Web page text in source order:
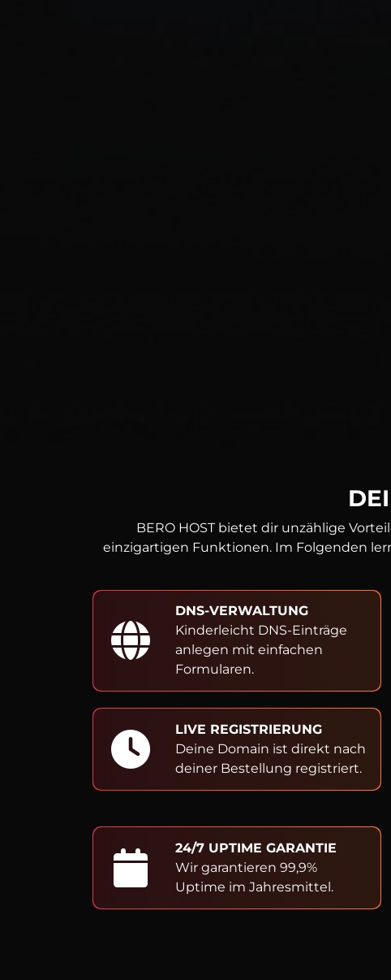
BERO HOST bietet dir unzählige
einzigartigen Funktionen. Im Folgenden
DNS-VERWALTUNG
Kinderleicht DNS-Einträge
anlegen mit einfachen
Formularen.
LIVE REGISTRIERUNG
Deine Domain ist direkt nach
deiner Bestellung registriert.
24/7 UPTIME GARANTIE
Wir garantieren 99,9%
Uptime im Jahresmittel.